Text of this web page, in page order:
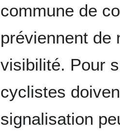
commune de
préviennent de
visibilité. Pour
cyclistes
signalisation